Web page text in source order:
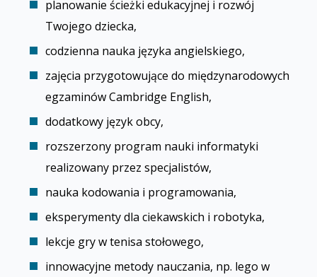
planowanie ścieżki edukacyjnej i rozwój
Twojego dziecka,
codzienna nauka języka angielskiego,
zajęcia przygotowujące do międzynarodowych
egzaminów Cambridge English,
dodatkowy język obcy,
rozszerzony program nauki informatyki
realizowany przez specjalistów,
nauka kodowania i programowania,
eksperymenty dla ciekawskich i robotyka,
lekcje gry w tenisa stołowego,
innowacyjne metody nauczania, np. lego w